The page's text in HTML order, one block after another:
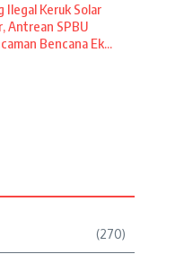
Ilegal Keruk Solar
Antrean SPBU
Bencana Ek...
(270)